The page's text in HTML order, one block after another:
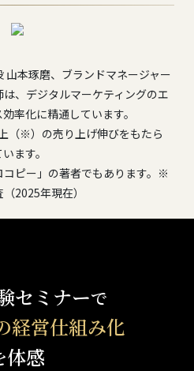
本琢磨、ブランドマネージャー
、デジタルマーケティングのエ
率化に精通しています。
（※）の売り上げ伸びをもたら
ます。
ピー」の著者でもあります。※
2025年現在）
セミナーで
経営仕組み化
体感